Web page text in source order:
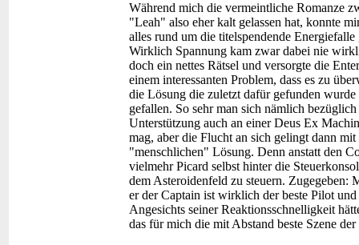
Während mich die vermeintliche Romanze
"Leah" also eher kalt gelassen hat, konnte
alles rund um die titelspendende
Wirklich Spannung kam zwar dabei nie
doch ein nettes Rätsel und versorgte die
einem interessanten Problem, dass es zu
die Lösung die zuletzt dafür gefunden wurde
gefallen. So sehr man sich nämlich
Unterstützung auch an einer Deus Ex
mag, aber die Flucht an sich gelingt dann mit
"menschlichen" Lösung. Denn anstatt den
vielmehr Picard selbst hinter die
dem Asteroidenfeld zu steuern. Zugegeben:
er der Captain ist wirklich der beste Pilot
Angesichts seiner Reaktionsschnelligkeit
das für mich die mit Abstand beste Szene